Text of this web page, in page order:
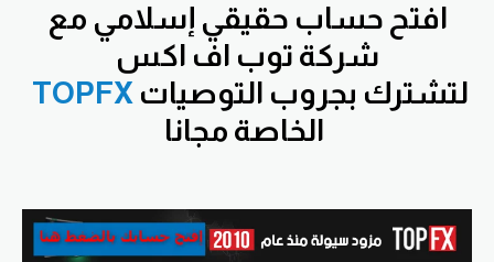
افتح حساب حقيقي إسلامي مع
شركة توب اف اكس
TOPFX